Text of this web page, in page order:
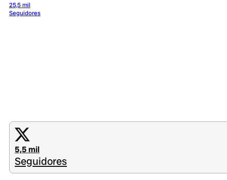
25,5 mil
Seguidores
5,5 mil
Seguidores